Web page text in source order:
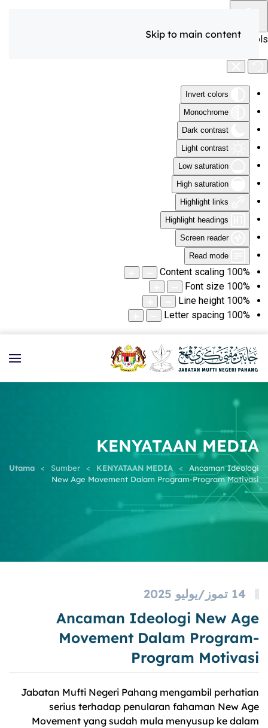
Accessibility Tools
Invert colors
Monochrome
Dark contrast
Light contrast
Low saturation
High saturation
Highlight links
Highlight headings
Screen reader
Read mode
Content scaling 100%
Font size 100%
Line height 100%
Letter spacing 100%
Skip to main content
KENYATAAN MEDIA
Utama Sumber KENYATAAN MEDIA
Ancaman Ideologi
New Age Movement Dalam Program-Program Motivasi
Ancaman Ideologi New Age
Movement Dalam Program-
Program Motivasi
Jabatan Mufti Negeri Pahang mengambil perhatian
serius terhadap penularan fahaman New Age
Movement yang sudah mula menyusup ke dalam